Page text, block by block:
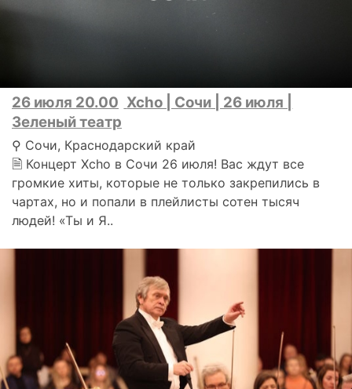
26 июля 20.00 Xcho | Сочи | 26 июля |
Зеленый театр
⚲ Сочи, Краснодарский край
🗎 Концерт Xcho в Сочи 26 июля! Вас ждут все
громкие хиты, которые не только закрепились в
чартах, но и попали в плейлисты сотен тысяч
людей! «Ты и Я..